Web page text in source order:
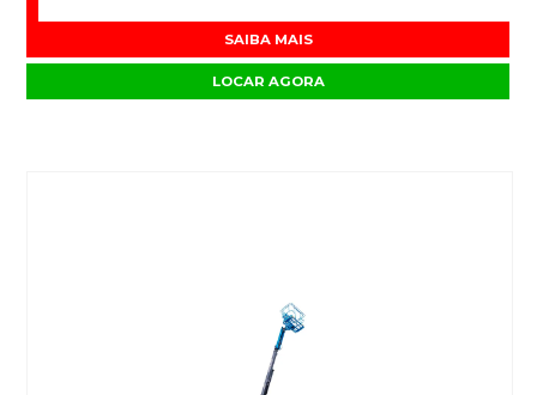
SAIBA MAIS
LOCAR AGORA